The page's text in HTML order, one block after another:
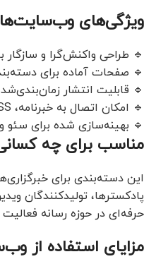
ویژگی‌های
🔹 طراحی واکنش‌گرا و سازگار
🔹 صفحات آماده برای
🔹 قابلیت انتشار
🔹 امکان اتصال به خبرنامه، RSS و شبکه‌های اجتماعی
🔹 بهینه‌سازی شده برای
مناسب برای چه
این دسته‌بندی برای
پادکسترها، تولیدکنندگان
حرفه‌ای در حوزه رسانه
مزایای استفاده از